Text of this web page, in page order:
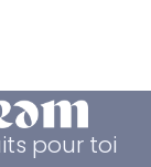
pour toi